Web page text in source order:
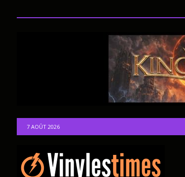
7 AOÛT 2026